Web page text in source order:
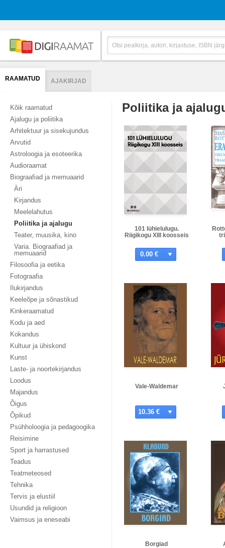
RAAMATUD AJAKIRJAD
Kõik raamatud
Ajalugu ja poliitika
Arhitektuur ja sisekujundus
Arvutid
Astroloogia ja esoteerika
Audioraamat
Biograafiad ja memuaarid
Äri
Kirjandus
Meelelahutus
Poliitika ja ajalugu
Teater, muusika, kino
Varia. Biograafiad ja
memuaarid
Filosoofia ja eetika
Fotograafia
Ilukirjandus
Keeleõpe ja sõnastikud
Kinkeraamatud
Kodu ja aed
Kokandus
Kultuur ja ühiskond
Kunst
Laste- ja noortekirjandus
Loodus
Majandus
Õigus
Õpikud
Psühholoogia ja pedagoogika
Reisimine
Sport ja harrastused
Teadus
Teatmeteosed
Tehnika
Tervis ja elustiil
Usundid ja religioon
Vaimsus ja eneseabi
Poliitika ja
101 lühielulugu.
Riigikogu XIII koosseis
0.00 €
Vale-Waldemar
10.36 €
Borgiad